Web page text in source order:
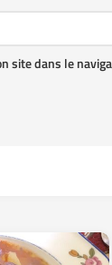
site dans le